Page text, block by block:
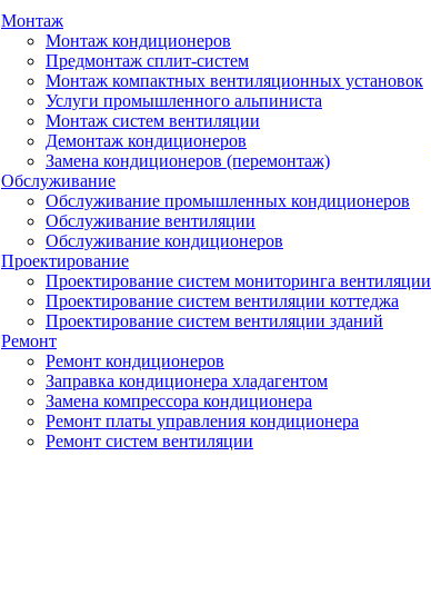
Монтаж
Монтаж кондиционеров
Предмонтаж сплит-систем
Монтаж компактных вентиляционных установок
Услуги промышленного альпиниста
Монтаж систем вентиляции
Демонтаж кондиционеров
Замена кондиционеров (перемонтаж)
Обслуживание
Обслуживание промышленных кондиционеров
Обслуживание вентиляции
Обслуживание кондиционеров
Проектирование
Проектирование систем мониторинга вентиляции
Проектирование систем вентиляции коттеджа
Проектирование систем вентиляции зданий
Ремонт
Ремонт кондиционеров
Заправка кондиционера хладагентом
Замена компрессора кондиционера
Ремонт платы управления кондиционера
Ремонт систем вентиляции